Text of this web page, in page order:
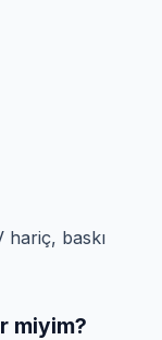
baskı
miyim?